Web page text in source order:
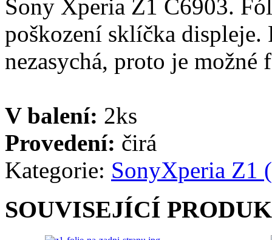
Sony Xperia Z1 C6903.
poškození sklíčka
nezasychá, proto je
V balení: 2ks
Provedení: čirá
Kategorie: SonyXperia Z1
SOUVISEJÍCÍ